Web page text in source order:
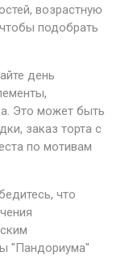
возрастную
подобрать
день
Это может быть
заказ торта с
по мотивам
что
"Пандориума"